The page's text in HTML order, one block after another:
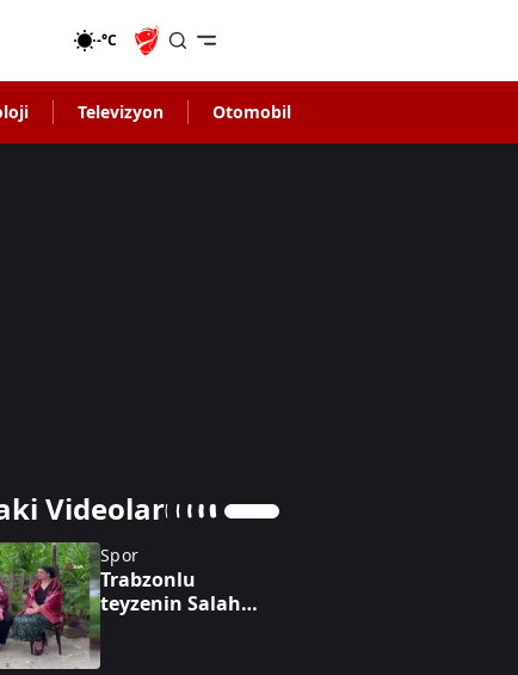
-°C
Televizyon Otomobil
Videolar
Spor
Trabzonlu
teyzenin Salah